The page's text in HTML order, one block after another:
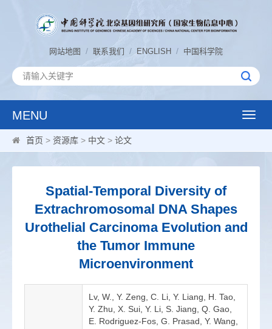
网站地图 / 联系我们 / ENGLISH / 中国科学院
MENU
Toggle
首页 > 资源库 > 中文 > 论文
Spatial-Temporal Diversity of
Extrachromosomal DNA Shapes
Urothelial Carcinoma Evolution and
the Tumor Immune
Microenvironment
Lv, W., Y. Zeng, C. Li, Y. Liang, H. Tao,
Y. Zhu, X. Sui, Y. Li, S. Jiang, Q. Gao,
E. Rodriguez-Fos, G. Prasad, Y. Wang,